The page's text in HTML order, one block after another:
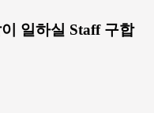
일하실 Staff 구합